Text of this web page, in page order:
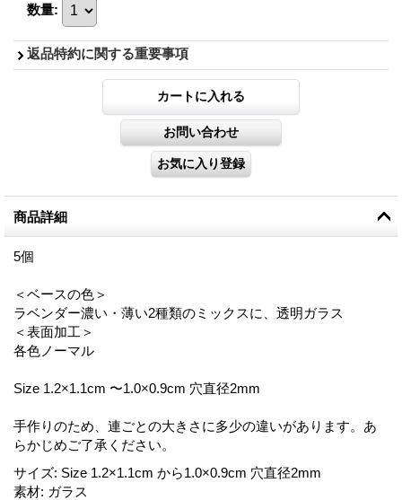
数量:
返品特約に関する重要事項
商品詳細
5個
＜ベースの色＞
ラベンダー濃い・薄い2種類のミックスに、透明ガラス
＜表面加工＞
各色ノーマル
Size 1.2×1.1cm 〜1.0×0.9cm 穴直径2mm
手作りのため、連ごとの大きさに多少の違いがあります。あ
らかじめご了承ください。
サイズ: Size 1.2×1.1cm から1.0×0.9cm 穴直径2mm
素材: ガラス